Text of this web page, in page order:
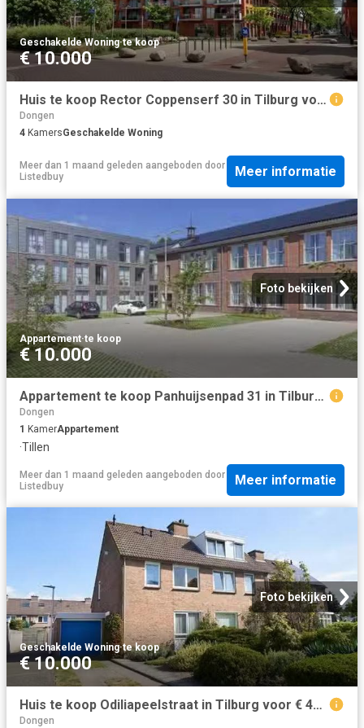
Geschakelde Woning·te koop
€ 10.000
Huis te koop Rector Coppenserf 30 in Tilburg voor € 375.000
Dongen
4 KamersGeschakelde Woning
Meer dan 1 maand geleden aangeboden door
Listedbuy
Meer informatie
Foto bekijken
Appartement·te koop
€ 10.000
Appartement te koop Panhuijsenpad 31 in Tilburg voor € 230.000
Dongen
1 KamerAppartement
·Tillen
Meer dan 1 maand geleden aangeboden door
Listedbuy
Meer informatie
Foto bekijken
Geschakelde Woning·te koop
€ 10.000
Huis te koop Odiliapeelstraat in Tilburg voor € 450.000
Dongen